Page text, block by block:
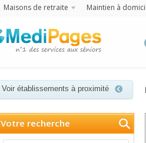
Maisons de retraite Maintien à
Voir établissements à proximité
Votre recherche